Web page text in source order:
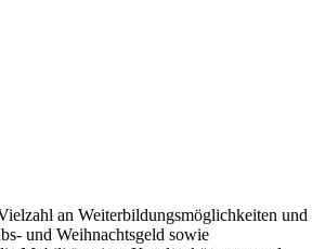
an Weiterbildungsmöglichkeiten und
und Weihnachtsgeld sowie